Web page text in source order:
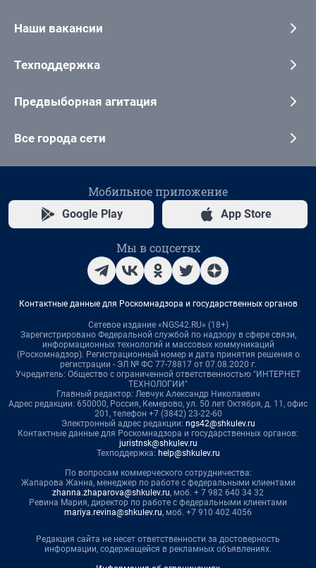
Наши вакансии
Техподдержка
Предвыборная агитация
Все города сети
Мобильное приложение
Google Play App Store
Мы в соцсетях
Контактные данные для Роскомнадзора и государственных органов
Сетевое издание «NGS42.RU» (18+)
Зарегистрировано Федеральной службой по надзору в сфере связи,
информационных технологий и массовых коммуникаций
(Роскомнадзор). Регистрационный номер и дата принятия решения о
регистрации - ЭЛ № ФС 77-78817 от 07.08.2020 г.
Учредитель: Общество с ограниченной ответственностью "ИНТЕРНЕТ
ТЕХНОЛОГИИ"
Главный редактор: Левчук Александр Николаевич
Адрес редакции: 650000, Россия, Кемерово, ул. 50 лет Октября, д. 11, офис
201, телефон +7 (3842) 23-22-60
Электронный адрес редакции: ngs42@shkulev.ru
Контактные данные для Роскомнадзора и государственных органов:
juristnsk@shkulev.ru
Техподдержка: help@shkulev.ru
По вопросам коммерческого сотрудничества:
Жапарова Жанна, менеджер по работе с федеральными клиентами
zhanna.zhaparova@shkulev.ru, моб. + 7 982 640 34 32
Ревина Мария, директор по работе с федеральными клиентами
mariya.revina@shkulev.ru, моб. +7 910 402 4056
Редакция сайта не несет ответственности за достоверность
информации, содержащейся в рекламных объявлениях.